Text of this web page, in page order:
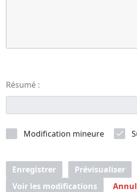
Résumé :
Modification mineure
Enregistrer
Prévisualiser
Voir les modifications